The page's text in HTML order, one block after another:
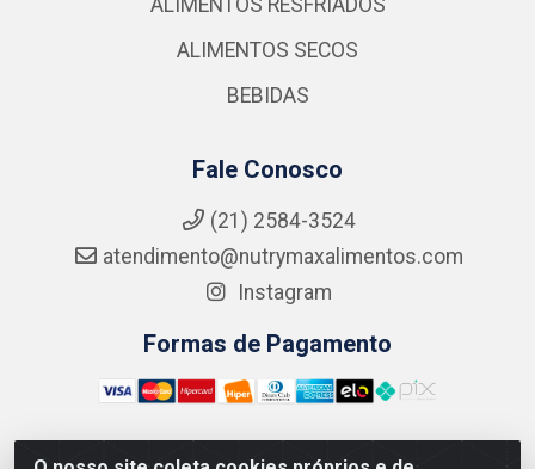
ALIMENTOS SECOS
BEBIDAS
Fale Conosco
(21) 2584-3524
atendimento@nutrymaxalimentos.com
Instagram
Formas de Pagamento